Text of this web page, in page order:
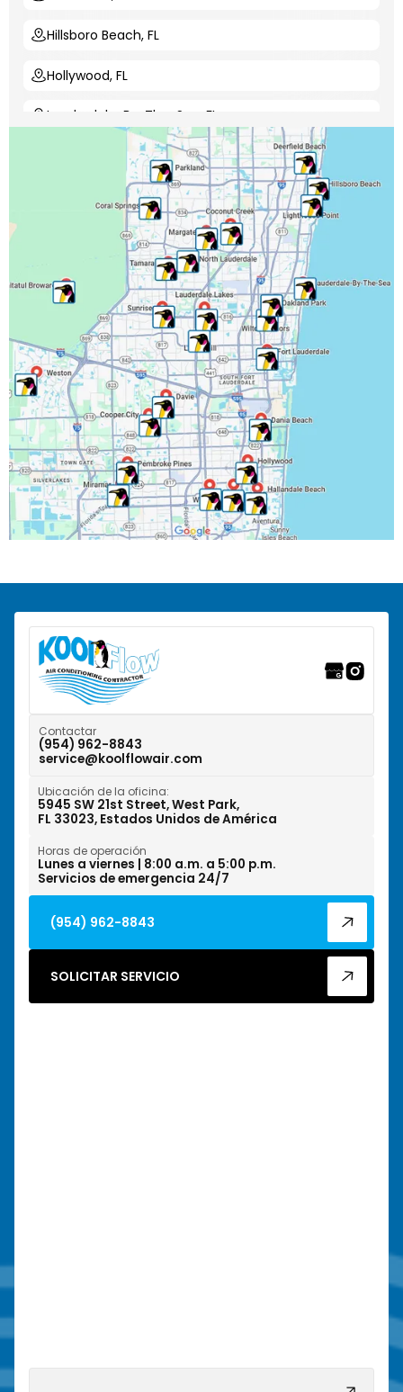
Hillsboro Beach, FL
Hollywood, FL
Lauderdale-By-The-Sea, FL
Lauderdale Lakes, FL
Lauderhill, FL
Lighthouse Point, FL
Margate, FL
Miramar, FL
North Lauderdale, FL
Oakland Park, FL
Parkland, FL
Pembroke Park, FL
Pembroke Pines, FL
Riverwalk Fort Lauderdale, FL
Tamarac, FL
West Park, FL
Wilton Manors, FL
Contactar
(954) 962-8843
service@koolflowair.com
Ubicación de la oficina:
5945 SW 21st Street, West Park,
FL 33023, Estados Unidos de América
Horas de operación
Lunes a viernes | 8:00 a.m. a 5:00 p.m.
Servicios de emergencia 24/7
(954) 962-8843
SOLICITAR SERVICIO